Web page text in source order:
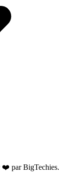
❤️ parBigTechies.